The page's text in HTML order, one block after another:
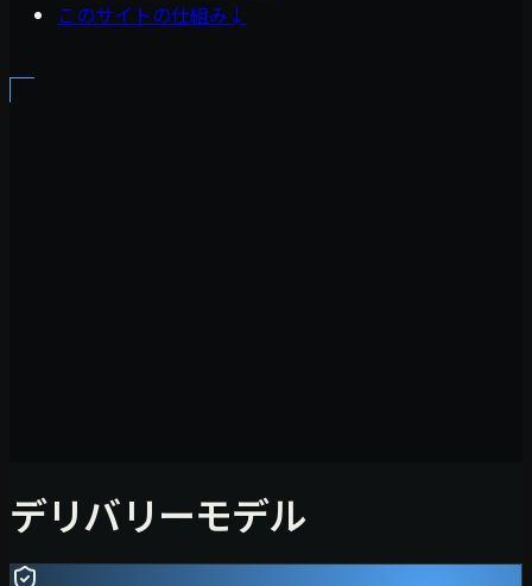
このサイトの仕組み ↓
デリバリーモデル